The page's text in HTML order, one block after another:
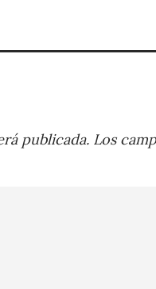
publicada. Los